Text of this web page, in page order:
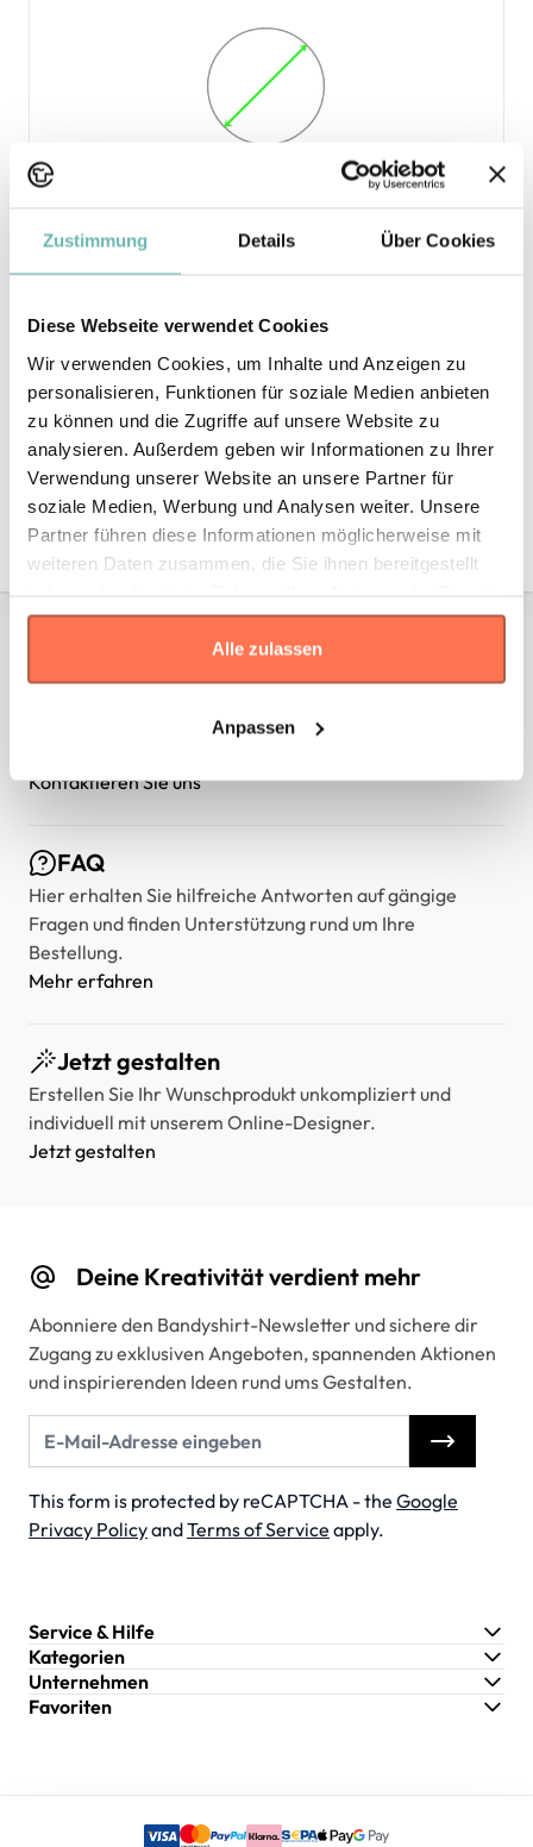
Zustimmung Details Über Cookies
Diese Webseite verwendet Cookies
Wir verwenden Cookies, um Inhalte und Anzeigen zu
personalisieren, Funktionen für soziale Medien anbieten
zu können und die Zugriffe auf unsere Website zu
analysieren. Außerdem geben wir Informationen zu Ihrer
Verwendung unserer Website an unsere Partner für
soziale Medien, Werbung und Analysen weiter. Unsere
Partner führen diese Informationen möglicherweise mit
weiteren Daten zusammen, die Sie ihnen bereitgestellt
gesammelt haben.
Alle zulassen
Anpassen
gemäß den Angaben des Herstellers
Größe
37mm
Produkteigenschaften
Premium Qualität Viele Farben
jederzeit an uns wenden – wir unterstützen Sie gerne
Kontaktieren Sie uns
FAQ
Hier erhalten Sie hilfreiche Antworten auf gängige
Fragen und finden Unterstützung rund um Ihre
Bestellung.
Mehr erfahren
Jetzt gestalten
Erstellen Sie Ihr Wunschprodukt unkompliziert und
individuell mit unserem Online-Designer.
Jetzt gestalten
Deine Kreativität verdient mehr
Abonniere den Bandyshirt-Newsletter und sichere dir
Zugang zu exklusiven Angeboten, spannenden Aktionen
und inspirierenden Ideen rund ums Gestalten.
This form is protected by reCAPTCHA - the Google
Privacy PolicyandTerms of Service apply.
Service & Hilfe
Kategorien
Unternehmen
Favoriten